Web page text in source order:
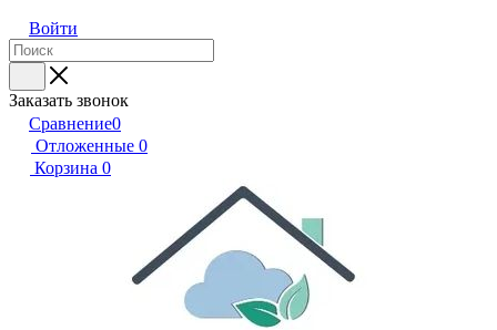
Войти
Заказать звонок
Сравнение0
Отложенные 0
Корзина 0